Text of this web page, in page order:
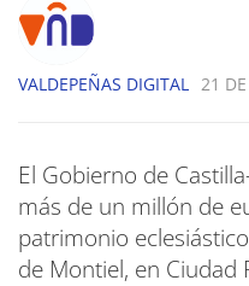
VALDEPEÑAS DIGITAL 21
El Gobierno de
más de un millón de
patrimonio
de Montiel, en Ciudad